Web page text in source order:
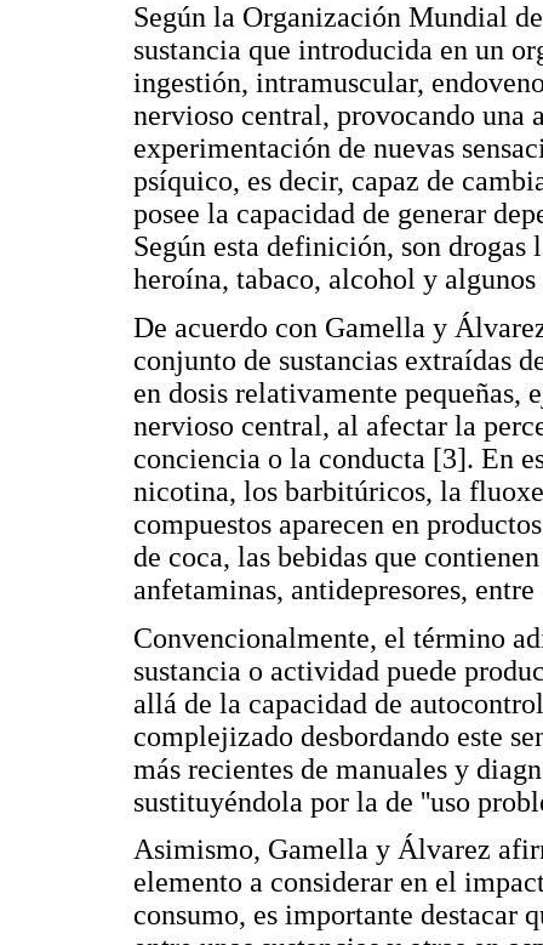
Según la Organización Mundial
sustancia que introducida en un
ingestión, intramuscular,
nervioso central, provocando
experimentación de nuevas
psíquico, es decir, capaz de
posee la capacidad de generar
Según esta definición, son drogas
heroína, tabaco, alcohol y
De acuerdo con Gamella y
conjunto de sustancias extraídas
en dosis relativamente pequeñas,
nervioso central, al afectar la
conciencia o la conducta [3]. En
nicotina, los barbitúricos, la
compuestos aparecen en
de coca, las bebidas que
anfetaminas, antidepresores, entre
Convencionalmente, el término
sustancia o actividad puede
allá de la capacidad de
complejizado desbordando este
más recientes de manuales y
sustituyéndola por la de ''uso
Asimismo, Gamella y Álvarez
elemento a considerar en el
consumo, es importante destacar